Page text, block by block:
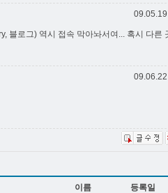
블로그) 역시 접속 막아놔서여... 혹시 다른
이름 등록일